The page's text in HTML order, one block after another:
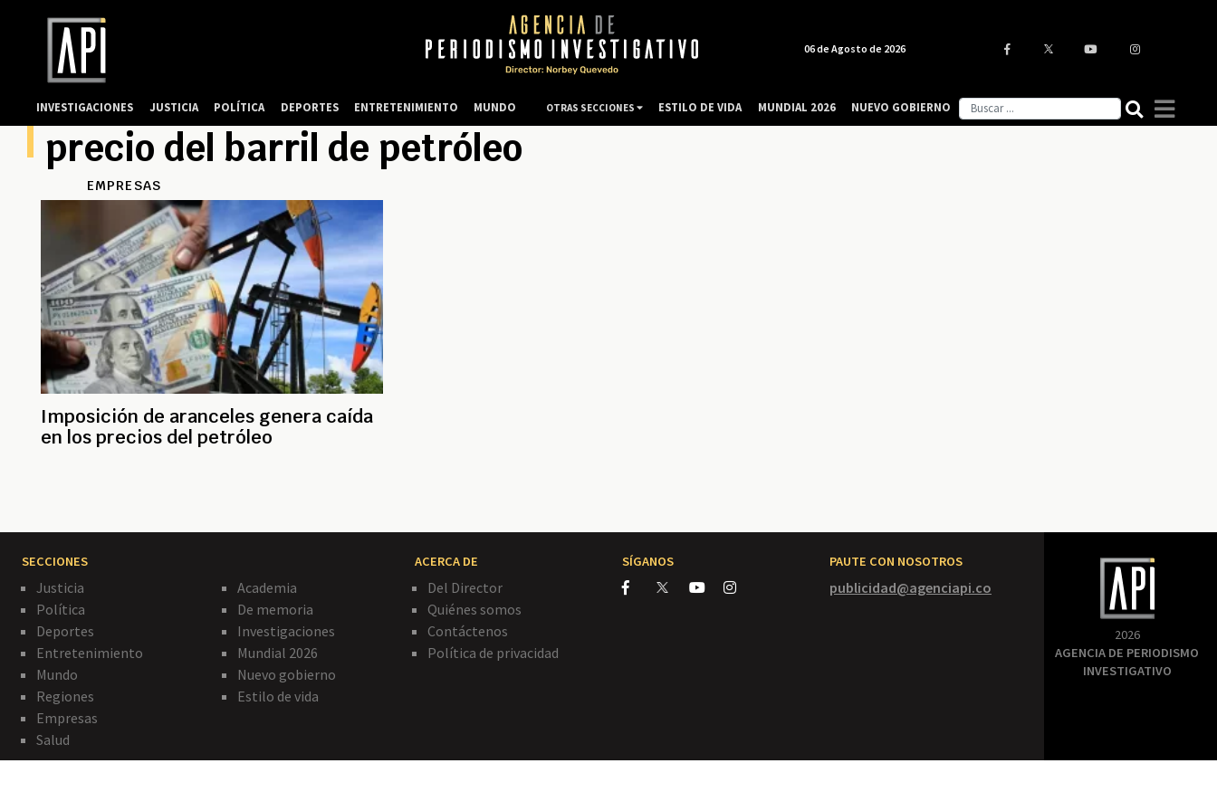
precio del barril de petróleo
EMPRESAS
Imposición de aranceles genera caída
en los precios del petróleo
SECCIONES
Justicia
Política
Deportes
Entretenimiento
Mundo
Regiones
Empresas
Salud
Academia
De memoria
Investigaciones
Mundial 2026
Nuevo gobierno
Estilo de vida
ACERCA DE
Del Director
Quiénes somos
Contáctenos
Política de privacidad
SÍGANOS PAUTE CON NOSOTROS
publicidad@agenciapi.co
2026
AGENCIA DE PERIODISMO
INVESTIGATIVO
06 de Agosto de 2026
INVESTIGACIONES JUSTICIA POLÍTICA DEPORTES ENTRETENIMIENTO MUNDO OTRAS SECCIONES ESTILO DE VIDA MUNDIAL 2026 NUEVO GOBIERNO